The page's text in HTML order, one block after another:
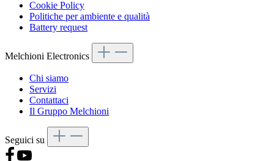
Cookie Policy
Politiche per ambiente e qualità
Battery request
Melchioni Electronics
Chi siamo
Servizi
Contattaci
Il Gruppo Melchioni
Seguici su